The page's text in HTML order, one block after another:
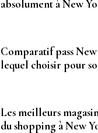
absolument à New
Comparatif pass New
lequel choisir pour
Les meilleurs
du shopping à New